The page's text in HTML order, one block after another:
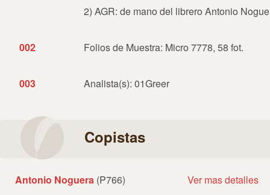
2) AGR: de mano del librero Antonio
002 Folios de Muestra: Micro 7778, 58 fot.
003 Analista(s): 01Greer
Copistas
Antonio Noguera (P766) Ver mas detalles